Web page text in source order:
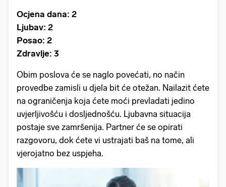
Ocjena dana: 2
Ljubav: 2
Posao: 2
Zdravlje: 3
Obim poslova će se naglo povećati, no način
provedbe zamisli u djela bit će otežan. Nailazit ćete
na ograničenja koja ćete moći prevladati jedino
uvjerljivošću i dosljednošću. Ljubavna situacija
postaje sve zamršenija. Partner će se opirati
razgovoru, dok ćete vi ustrajati baš na tome, ali
vjerojatno bez uspjeha.